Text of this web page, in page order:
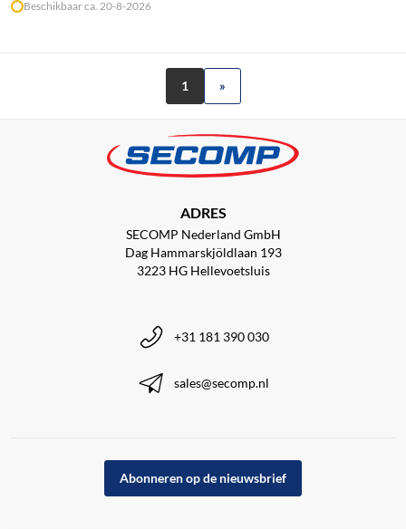
Beschikbaar ca. 20-8-2026
1 »
ADRES
SECOMP Nederland GmbH
Dag Hammarskjöldlaan 193
3223 HG Hellevoetsluis
+31 181 390 030
sales@secomp.nl
Abonneren op de nieuwsbrief